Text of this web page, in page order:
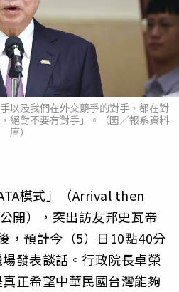
以及我們在外交競爭的對手，都在對
絕對不要有對手」。（圖／報系資料
庫）
模式」（Arrival then
開），突出訪友邦史瓦帝
，預計今（5）日10點40分
發表談話。行政院長卓榮
正希望中華民國台灣能夠